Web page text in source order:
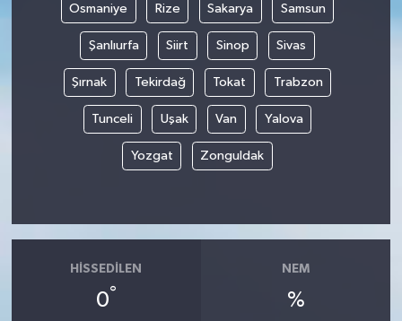
Osmaniye Rize Sakarya Samsun
Şanlıurfa Siirt Sinop Sivas
Şırnak Tekirdağ Tokat Trabzon
Tunceli Uşak Van Yalova
Yozgat Zonguldak
HISSEDILEN
0°
NEM
%